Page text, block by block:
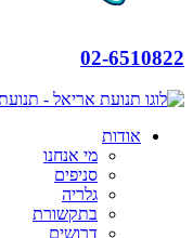
02-6510822
אודות
מי אנחנו
סניפים
גלריה
בתקשורת
דרושים